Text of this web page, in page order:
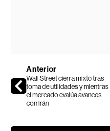
Anterior
Wall Street cierra mixto tras
toma de utilidades y mientras
el mercado evalúa avances
con Irán